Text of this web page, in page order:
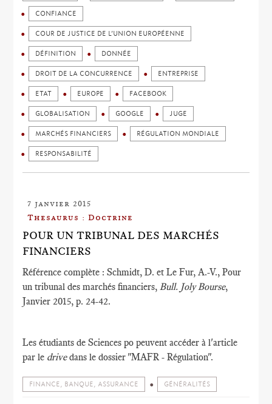
CONFIANCE
COUR DE JUSTICE DE L’UNION EUROPÉENNE
DÉFINITION DONNÉE
DROIT DE LA CONCURRENCE ENTREPRISE
ETAT EUROPE FACEBOOK
GLOBALISATION GOOGLE JUGE
MARCHÉS FINANCIERS RÉGULATION MONDIALE
RESPONSABILITÉ
7 janvier 2015
Thesaurus : Doctrine
POUR UN TRIBUNAL DES MARCHÉS
FINANCIERS
Référence complète : Schmidt, D. et Le Fur, A.-V., Pour
un tribunal des marchés financiers,Bull. Joly Bourse,
Janvier 2015, p. 24-42.
Les étudiants de Sciences po peuvent accéder à l'article
par le drivedans le dossier "MAFR - Régulation".
FINANCE, BANQUE, ASSURANCE GÉNÉRALITÉS